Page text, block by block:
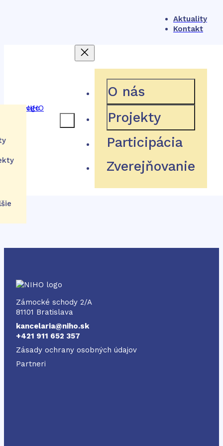
Aktuality
Kontakt
O nás
Projekty
Participácia
Zverejňovanie
404
Hľadaná stránka neexistuje
NIHO
Zámocké schody 2/A
81101 Bratislava
kancelaria@niho.sk
+421 911 652 357
Zásady ochrany osobných údajov
Partneri